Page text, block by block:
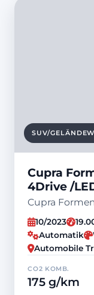
SUV/
Cupra
4Drive /
Cupra
10/2023
Automatik
Automobile
CO2 KOMB.
175 g/km